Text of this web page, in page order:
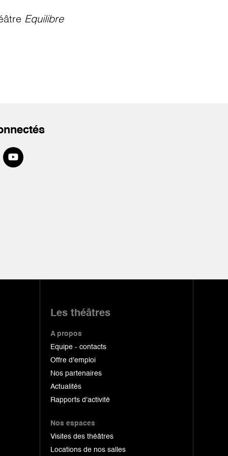
Equilibre
Les théâtres
A propos
Equipe - contacts
Offre d'emploi
Nos partenaires
Actualités
Rapports d'activité
Nos espaces
Visites des théâtres
Locations de nos salles